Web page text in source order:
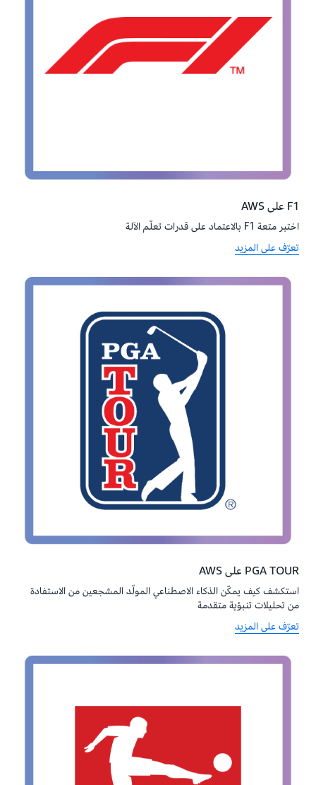
F1 على AWS
اختبر متعة F1 بالاعتماد على قدرات تعلّم الآلة
تعرّف على المزيد
PGA TOUR على AWS
استكشف كيف يمكّن الذكاء الاصطناعي المولّد المشجعين من الاستفادة
من تحليلات تنبؤية متقدمة
تعرّف على المزيد